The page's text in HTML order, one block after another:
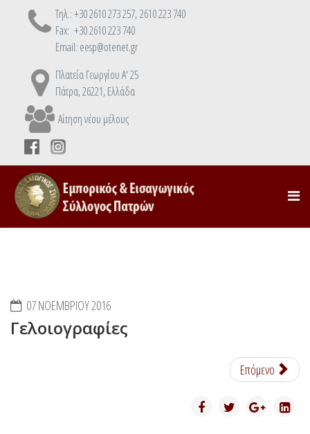
Τηλ.: +30 2610 273 257, 2610 223 740
Fax: +30 2610 223 740
Email: eesp@otenet.gr
Πλατεία Γεωργίου Α' 25
Πάτρα, 26221, Ελλάδα
Αίτηση νέου μέλους
07 ΝΟΕΜΒΡΊΟΥ 2016
Γελοιογραφίες
Επόμενο